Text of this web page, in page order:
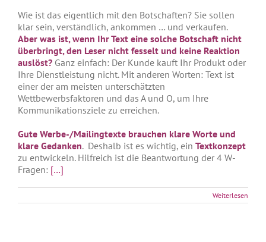
Wie ist das eigentlich mit den Botschaften? Sie sollen
klar sein, verständlich, ankommen … und verkaufen.
Aber was ist, wenn Ihr Text eine solche Botschaft nicht
überbringt, den Leser nicht fesselt und keine Reaktion
auslöst? Ganz einfach: Der Kunde kauft Ihr Produkt oder
Ihre Dienstleistung nicht. Mit anderen Worten: Text ist
einer der am meisten unterschätzten
Wettbewerbsfaktoren und das A und O, um Ihre
Kommunikationsziele zu erreichen.
Gute Werbe-/Mailingtexte brauchen klare Worte und
klare Gedanken. Deshalb ist es wichtig, ein Textkonzept
zu entwickeln. Hilfreich ist die Beantwortung der 4 W-
Fragen: […]
Weiterlesen